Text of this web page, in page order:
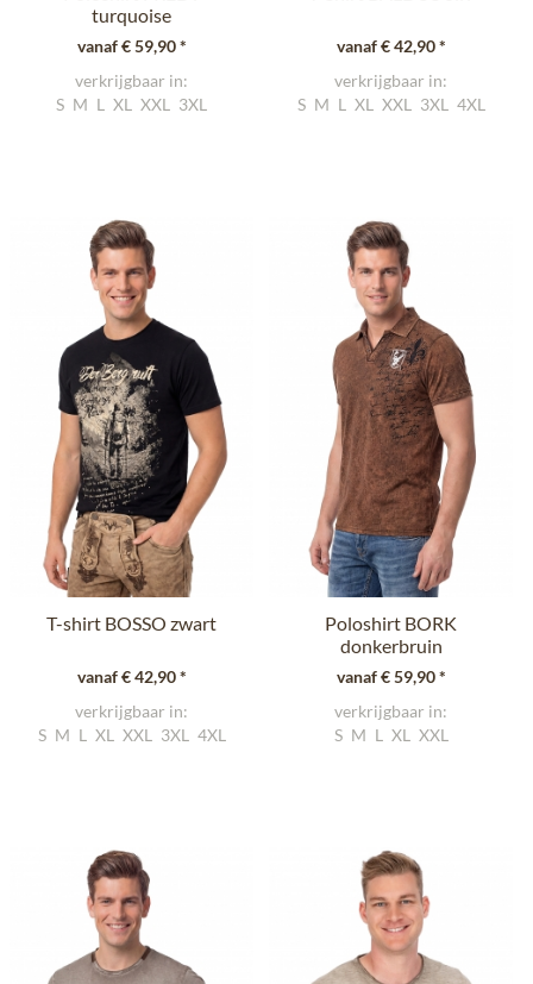
turquoise
vanaf € 59,90 *
verkrijgbaar in:
S M L XL XXL 3XL
vanaf € 42,90 *
verkrijgbaar in:
S M L XL XXL 3XL 4XL
T-shirt BOSSO zwart
vanaf € 42,90 *
verkrijgbaar in:
S M L XL XXL 3XL 4XL
Poloshirt BORK
donkerbruin
vanaf € 59,90 *
verkrijgbaar in:
S M L XL XXL